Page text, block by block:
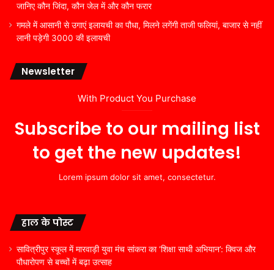
जानिए कौन जिंदा, कौन जेल में और कौन फरार
गमले में आसानी से उगाएं इलायची का पौधा, मिलने लगेंगी ताजी फलियां, बाजार से नहीं
लानी पड़ेगी 3000 की इलायची
Newsletter
With Product You Purchase
Subscribe to our mailing list
to get the new updates!
Lorem ipsum dolor sit amet, consectetur.
हाल के पोस्ट
सावित्रीपुर स्कूल में मारवाड़ी युवा मंच सांकरा का ‘शिक्षा साथी अभियान’: क्विज और
पौधारोपण से बच्चों में बढ़ा उत्साह